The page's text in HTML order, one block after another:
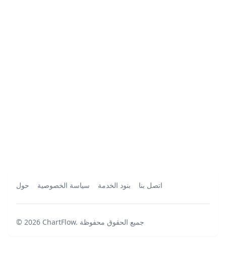
حول سياسة الخصوصية بنود الخدمة اتصل بنا
© 2026 ChartFlow. جميع الحقوق محفوظة